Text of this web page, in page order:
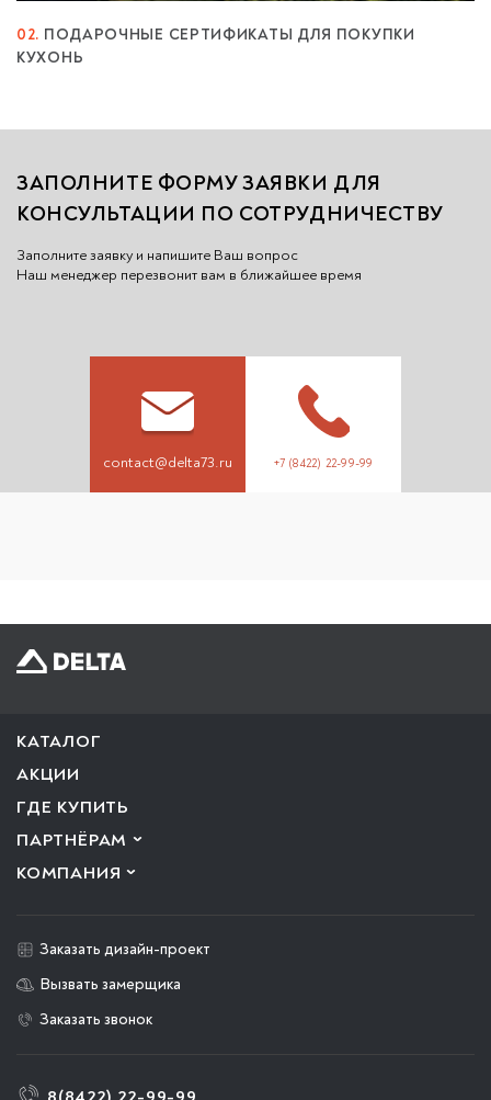
02. ПОДАРОЧНЫЕ СЕРТИФИКАТЫ ДЛЯ ПОКУПКИ
КУХОНЬ
ЗАПОЛНИТЕ ФОРМУ ЗАЯВКИ ДЛЯ
КОНСУЛЬТАЦИИ ПО СОТРУДНИЧЕСТВУ
Заполните заявку и напишите Ваш вопрос
Наш менеджер перезвонит вам в ближайшее время
contact@delta73.ru +7 (8422) 22-99-99
КАТАЛОГ
АКЦИИ
ГДЕ КУПИТЬ
ПАРТНЁРАМ
КОМПАНИЯ
Заказать дизайн-проект
Вызвать замерщика
Заказать звонок